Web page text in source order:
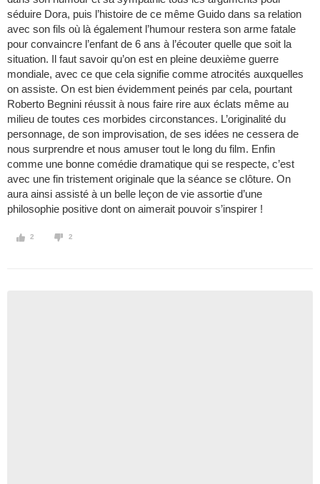
séduire Dora, puis l’histoire de ce même Guido dans sa relation
avec son fils où là également l’humour restera son arme fatale
pour convaincre l’enfant de 6 ans à l’écouter quelle que soit la
situation. Il faut savoir qu’on est en pleine deuxième guerre
mondiale, avec ce que cela signifie comme atrocités auxquelles
on assiste. On est bien évidemment peinés par cela, pourtant
Roberto Begnini réussit à nous faire rire aux éclats même au
milieu de toutes ces morbides circonstances. L’originalité du
personnage, de son improvisation, de ses idées ne cessera de
nous surprendre et nous amuser tout le long du film. Enfin
comme une bonne comédie dramatique qui se respecte, c’est
avec une fin tristement originale que la séance se clôture. On
aura ainsi assisté à un belle leçon de vie assortie d’une
philosophie positive dont on aimerait pouvoir s’inspirer !
2 2